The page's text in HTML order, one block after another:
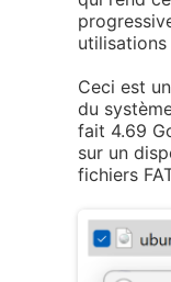
utilisations
Ceci est
du
fait 4.69
sur un
fichiers